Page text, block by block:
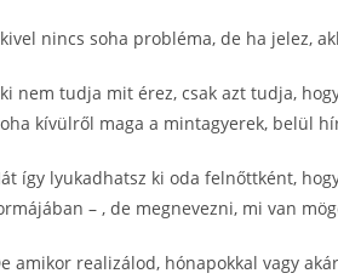
nincs soha probléma, de ha jelez,
nem tudja mit érez, csak azt tudja,
kívülről maga a mintagyerek, belül
így lyukadhatsz ki oda felnőttként,
– , de megnevezni, mi van
amikor realizálod, hónapokkal vagy